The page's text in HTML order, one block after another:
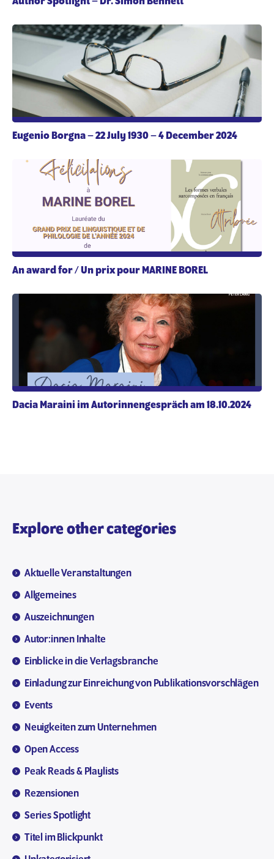
Eugenio Borgna – 22 July 1930 – 4 December 2024
An award for / Un prix pour MARINE BOREL
Dacia Maraini im Autorinnengespräch am 18.10.2024
Explore other categories
Aktuelle Veranstaltungen
Allgemeines
Auszeichnungen
Autor:innen Inhalte
Einblicke in die Verlagsbranche
Einladung zur Einreichung von Publikationsvorschlägen
Events
Neuigkeiten zum Unternehmen
Open Access
Peak Reads & Playlists
Rezensionen
Series Spotlight
Titel im Blickpunkt